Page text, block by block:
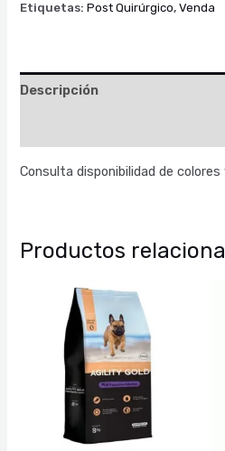
Etiquetas:Post Quirúrgico,Venda
Descripción
Consulta disponibilidad de colores
Productos
precios:
desde
$ 41.000
hasta
$ 184.000